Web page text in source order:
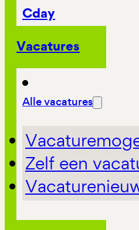
Cday
Vacatures
Alle vacatures
Zelf een